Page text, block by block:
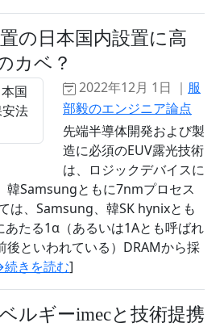
の日本国内設置に高
カベ？
2022年12月 1日 ｜ 服
部毅のエンジニア論点
先端半導体開発および製
造に必須のEUV露光技術
は、ロジックデバイスに
韓Samsungともに7nmプロセス
は、Samsung、韓SK hynixとも
たる1α（あるいは1Aとも呼ばれ
後といわれている）DRAMから採
きを読む]
ルギーimecと技術提携